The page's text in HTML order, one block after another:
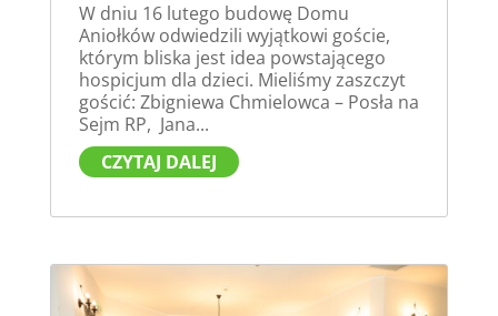
W dniu 16 lutego budowę Domu
Aniołków odwiedzili wyjątkowi goście,
którym bliska jest idea powstającego
hospicjum dla dzieci. Mieliśmy zaszczyt
gościć: Zbigniewa Chmielowca – Posła na
Sejm RP, Jana...
CZYTAJ DALEJ